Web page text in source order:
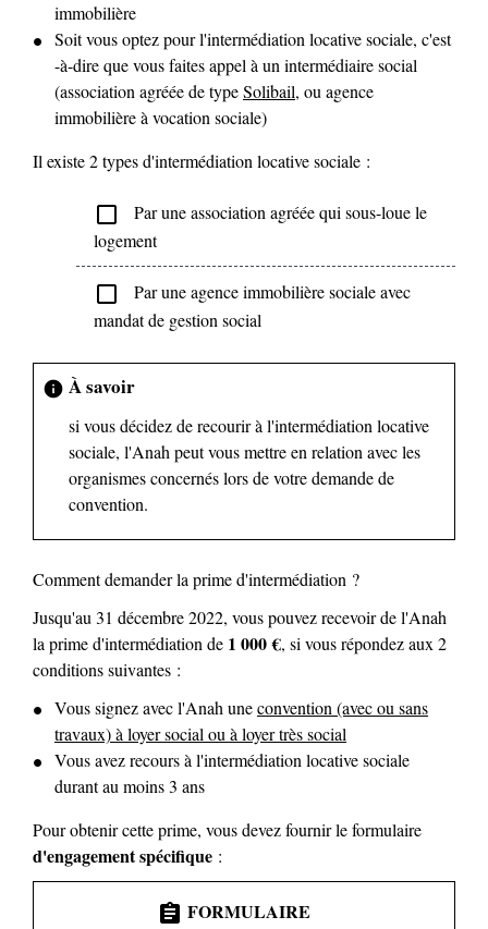
immobilière
Soit vous optez pour l'intermédiation locative sociale, c'est
-à-dire que vous faites appel à un intermédiaire social
(association agréée de typeSolibail, ou agence
immobilière à vocation sociale)
Il existe 2 types d'intermédiation locative sociale :
check_box_outline_blank
Par une association agréée qui sous-loue le
logement
check_box_outline_blank
Par une agence immobilière sociale avec
mandat de gestion social
info À savoir
si vous décidez de recourir à l'intermédiation locative
sociale, l'Anah peut vous mettre en relation avec les
organismes concernés lors de votre demande de
convention.
Comment demander la prime d'intermédiation ?
Jusqu'au 31 décembre 2022, vous pouvez recevoir de l'Anah
la prime d'intermédiation de 1 000 €, si vous répondez aux 2
conditions suivantes :
Vous signez avec l'Anah uneconvention (avec ou sans
travaux) à loyer social ou à loyer très social
Vous avez recours à l'intermédiation locative sociale
durant au moins 3 ans
Pour obtenir cette prime, vous devez fournir le formulaire
d'engagement spécifique :
assignment FORMULAIRE